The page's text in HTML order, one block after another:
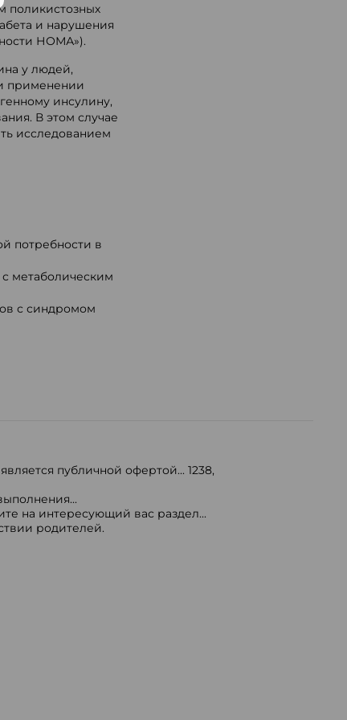
поликистозных
и нарушения
НОМА»).
у людей,
применении
инсулину,
В этом случае
исследованием
потребности в
метаболическим
с синдромом
публичной офертой... 1238,
на интересующий вас раздел...
родителей.